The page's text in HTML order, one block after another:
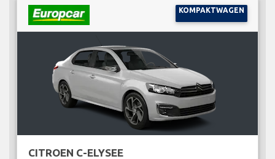
KOMPAKTWAGEN
CITROEN C-ELYSEE